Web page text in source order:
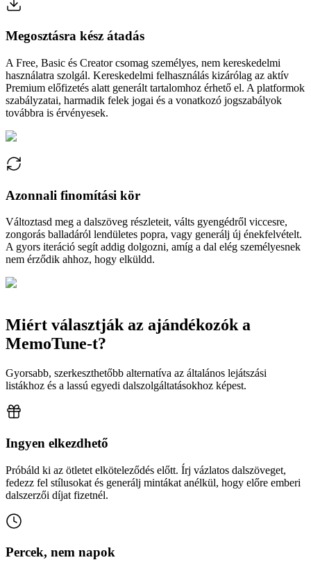
Megosztásra kész átadás
A Free, Basic és Creator csomag személyes, nem kereskedelmi
használatra szolgál. Kereskedelmi felhasználás kizárólag az aktív
Premium előfizetés alatt generált tartalomhoz érhető el. A platformok
szabályzatai, harmadik felek jogai és a vonatkozó jogszabályok
továbbra is érvényesek.
Azonnali finomítási kör
Változtasd meg a dalszöveg részleteit, válts gyengédről viccesre,
zongorás balladáról lendületes popra, vagy generálj új énekfelvételt.
A gyors iteráció segít addig dolgozni, amíg a dal elég személyesnek
nem érződik ahhoz, hogy elküldd.
Miért választják az ajándékozók a
MemoTune-t?
Gyorsabb, szerkeszthetőbb alternatíva az általános lejátszási
listákhoz és a lassú egyedi dalszolgáltatásokhoz képest.
Ingyen elkezdhető
Próbáld ki az ötletet elköteleződés előtt. Írj vázlatos dalszöveget,
fedezz fel stílusokat és generálj mintákat anélkül, hogy előre emberi
dalszerzői díjat fizetnél.
Percek, nem napok